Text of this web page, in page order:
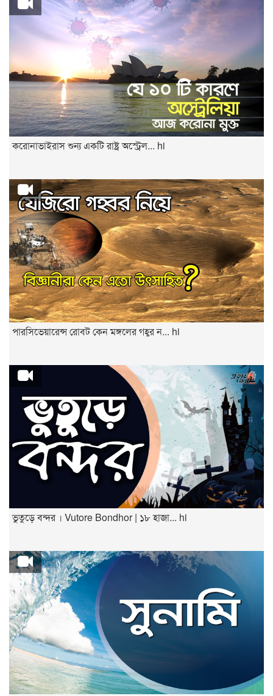
করোনাভাইরাস শুন্য একটি রাষ্ট্র অস্ট্রেল... hi
পারসিভেয়ারেন্স রোবট কেন মঙ্গলের গহ্বর ন... hi
ভুতুড়ে বন্দর । Vutore Bondhor | ১৮ হাজা... hi